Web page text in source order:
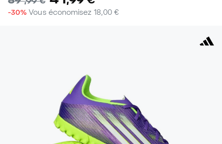
-30% Vous économisez 18,00 €